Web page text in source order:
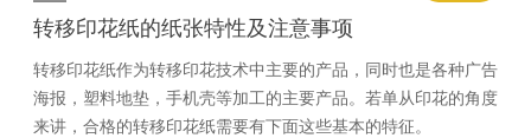
转移印花纸的纸张特性及注意事项
转移印花纸作为转移印花技术中主要的产品，同时也是各种广告
海报，塑料地垫，手机壳等加工的主要产品。若单从印花的角度
来讲，合格的转移印花纸需要有下面这些基本的特征。